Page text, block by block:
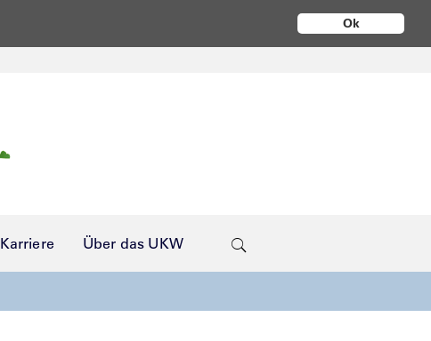
Ok
Karriere Über das UKW